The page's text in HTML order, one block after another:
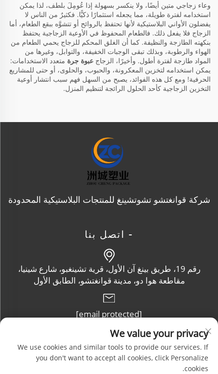
وعاء زجاجي متين أيضًا، ولا ينكسر بسهولة إذا عُومِلَ بلطف، لذا يمكن
استخدامه لفترة طويلة، مما يجعله استثمارًا ذكيًّا. فكثيرٌ من الناس لا
يفضلون الأواني البلاستيكية لأنها تحتفظ بالروائح أو تتشوَّه ببقع الطعام، أما
الزجاج فلا يفعل ذلك. فالطعام المحفوظ في الأوعية الزجاجية يحتفظ
بنكهته الطازجة والنظيفة. كما أن الغلق المحكم للزجاج يحمي الطعام من
الهواء والرطوبة، وبذلك تبقى الوجبات الخفيفة، والتوابل، وغيرها من
المواد طازجة لفترة أطول. وأخيرًا، الزجاج عبوة جرة متعدد الاستخدامات:
يمكن استخدامه لتخزين المعكرونة، والحبوب، والحلوى، أو حتى للمشاريع
الحرفية! ومع كل هذه الفوائد، يصبح من السهل فهم سبب انتشار أوعية
التخزين الزجاجية كأحد الحلول الرائجة لتنظيم المنزل.
شركة قوانغتشو تشوتشينغ للمنتجات البلاستيكية المحدودة
- اتصل بنا
رقم 19، طريق بينغ آن الأول، قرية تشينغبو، شارع شينيا،
مقاطعة هوا دو، مدينة قوانغتشو، الطابق الأول
[email protected]
+86-13632102114
We value your privacy
We use cookies and similar tools to provide our services. If
you don't want to accept all cookies, click Personalize
cookies.